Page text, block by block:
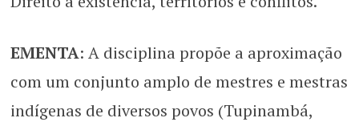
EMENTA: A disciplina propõe a aproximação
com um conjunto amplo de mestres e mestras
indígenas de diversos povos (Tupinambá,